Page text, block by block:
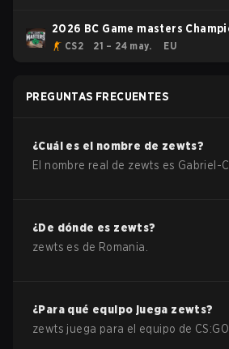
2026 BC Game masters
CS2 21 – 24 may. EU
PREGUNTAS FRECUENTES
¿Cuál es el nombre de zewts?
El nombre real de zewts es Gabriel-
¿De dónde es zewts?
zewts es de Romania
¿Para qué equipo juega zewts?
zewts juega para el equipo de CS:GO